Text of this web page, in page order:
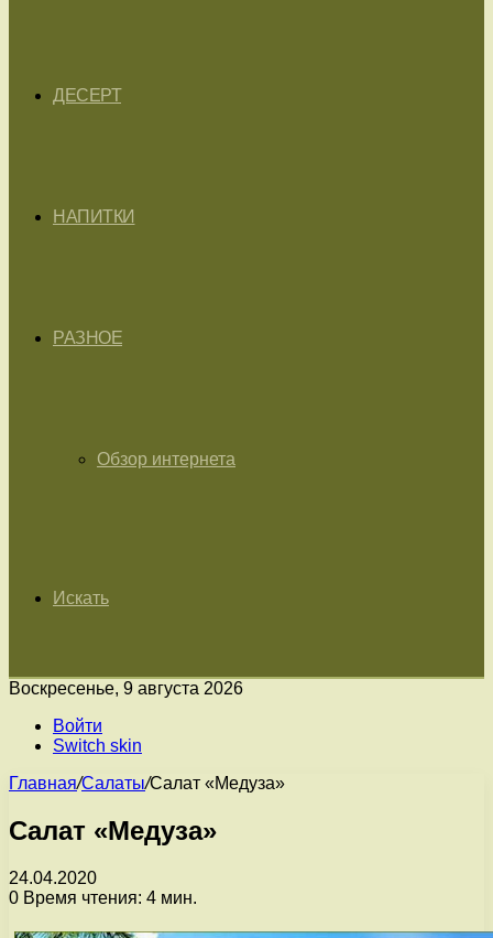
ДЕСЕРТ
НАПИТКИ
РАЗНОЕ
Обзор интернета
Искать
Воскресенье, 9 августа 2026
Войти
Switch skin
Главная/Салаты/Салат «Медуза»
Салат «Медуза»
24.04.2020
0 Время чтения: 4 мин.